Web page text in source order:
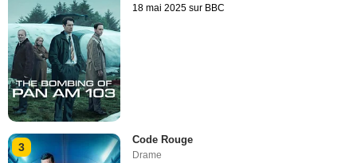
18 mai 2025 sur BBC
3
Code Rouge
Drame